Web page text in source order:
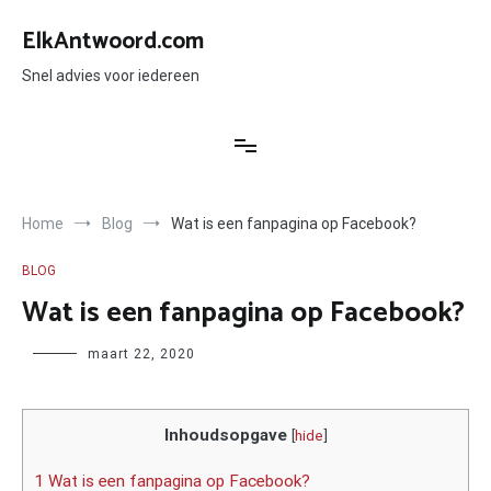
naar
inhoud
ElkAntwoord.com
Snel advies voor iedereen
Home Blog Wat is een fanpagina op Facebook?
BLOG
Wat is een fanpagina op Facebook?
Author maart 22, 2020
Inhoudsopgave [hide]
1 Wat is een fanpagina op Facebook?